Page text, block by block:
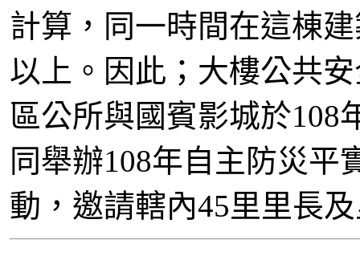
計算，同一時間在這棟
以上。因此；大樓公共
區公所與國賓影城於108
同舉辦108年自主防災平
動，邀請轄內45里里長